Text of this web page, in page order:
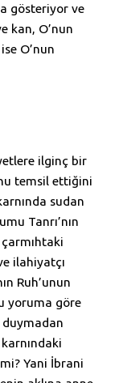
gösteriyor ve
kan, O’nun
O’nun
ilginç bir
temsil ettiğini
sudan
Tanrı’nın
ilahiyatçı
Ruh’unun
yoruma göre
duymadan
Yani İbrani